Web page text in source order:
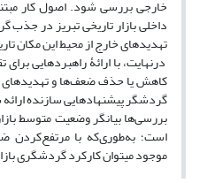
خارجی بررسی شود. اصول کار
داخلی بازار تاریخی تبریز در
تهدیدهای خارج از محیط این مکان
درنهایت، با ارائۀ راهبردهایی
کاهش یا حذف ضعف‌ها و تهدیدهای
گردشگر پیشنهادهایی سازنده
بررسی‌ها بیانگر وضعیت متوسط
است؛ به‌طوری‌که با مرتفع‌کردن
موجود می‏توان کارکرد گردشگری